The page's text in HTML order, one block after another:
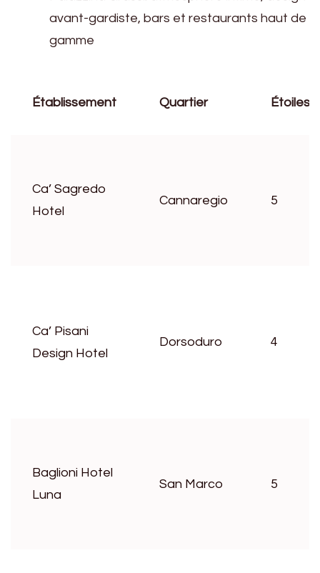
avant-gardiste, bars et restaurants haut de
gamme
Établissement Quartier Étoiles
Ca’ Sagredo
Hotel
Cannaregio 5
Ca’ Pisani
Design Hotel
Dorsoduro 4
Baglioni Hotel
Luna
San Marco 5